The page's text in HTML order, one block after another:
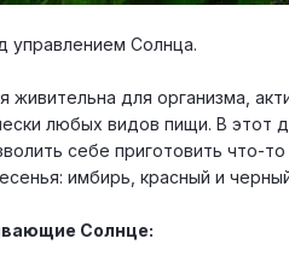
управлением Солнца.
живительна для организма,
любых видов пищи. В
себе приготовить что-
имбирь, красный и
Солнце: